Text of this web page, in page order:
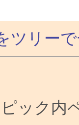
ツリー
ピック内